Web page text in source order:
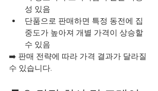
성 있음
단품으로 판매하면 특정 동전에 집
중도가 높아져 개별 가격이 상승할
수 있음
➡️ 판매 전략에 따라 가격 결과가 달라질
수 있습니다.